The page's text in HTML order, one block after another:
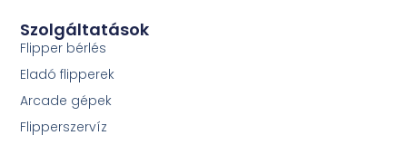
Szolgáltatások
Flipper bérlés
Eladó flipperek
Arcade gépek
Flipperszervíz